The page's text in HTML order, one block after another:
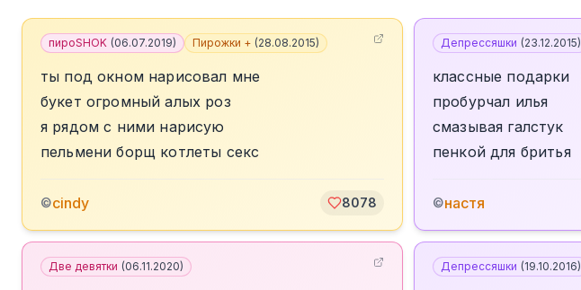
пироSHOK (06.07.2019) Пирожки + (28.08.2015)
ты под окном нарисовал мне
букет огромный алых роз
я рядом с ними нарисую
пельмени борщ котлеты секс
©cindy 8078
Депрессяшки (23.12.2015)
классные подарки
пробурчал илья
смазывая галстук
пенкой для бритья
©настя
Две девятки (06.11.2020) Депрессяшки (19.10.2016)